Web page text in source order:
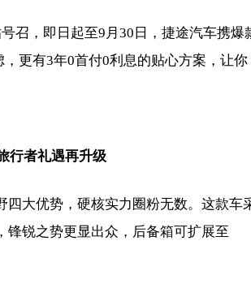
召，即日起至9月30日，捷途汽车携爆
更有3年0首付0利息的贴心方案，让你
行者礼遇再升级
大优势，硬核实力圈粉无数。这款车
锋锐之势更显出众，后备箱可扩展至